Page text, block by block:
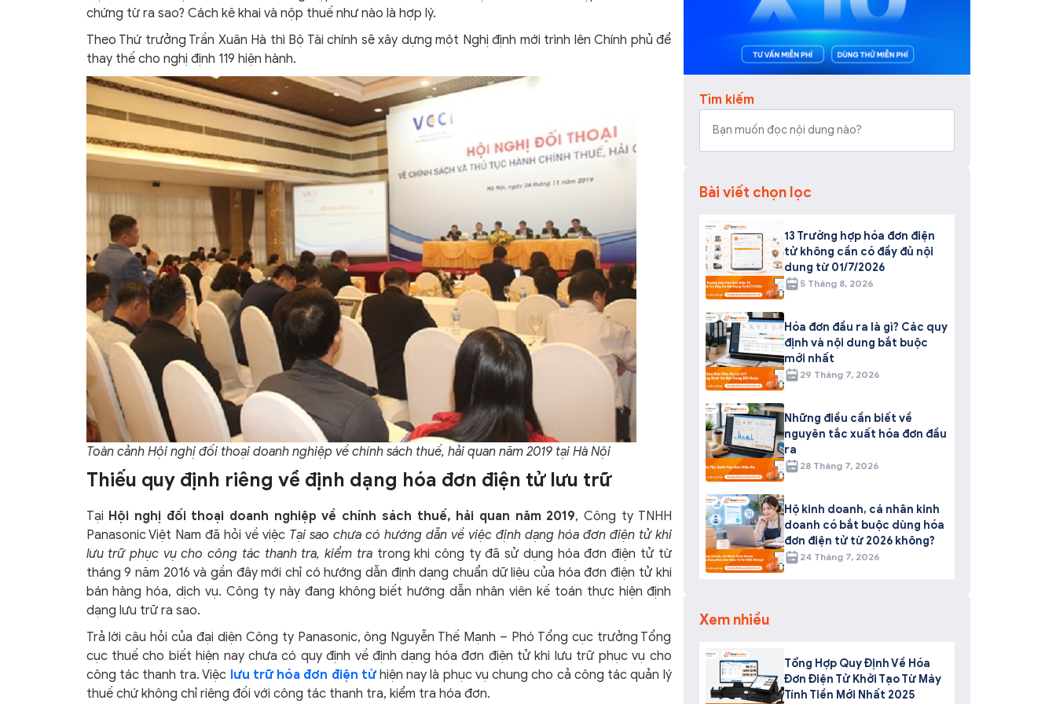
chứng từ ra sao? Cách kê khai và nộp thuế như nào là hợp lý.
Theo Thứ trưởng Trần Xuân Hà thì Bộ Tài chính sẽ xây dựng một Nghị định mới trình lên Chính phủ để
thay thế cho nghị định 119 hiện hành.
Toàn cảnh Hội nghị đối thoại doanh nghiệp về chính sách thuế, hải quan năm 2019 tại Hà Nội
Thiếu quy định riêng về định dạng hóa đơn điện tử lưu trữ
Tại Hội nghị đối thoại doanh nghiệp về chính sách thuế, hải quan năm 2019, Công ty TNHH
Panasonic Việt Nam đã hỏi về việc Tại sao chưa có hướng dẫn về việc định dạng hóa đơn điện tử khi
lưu trữ phục vụ cho công tác thanh tra, kiểm tratrong khi công ty đã sử dụng hóa đơn điện tử từ
tháng 9 năm 2016 và gần đây mới chỉ có hướng dẫn định dạng chuẩn dữ liệu của hóa đơn điện tử khi
bán hàng hóa, dịch vụ. Công ty này đang không biết hướng dẫn nhân viên kế toán thực hiện định
dạng lưu trữ ra sao.
Trả lời câu hỏi của đại diện Công ty Panasonic, ông Nguyễn Thế Mạnh – Phó Tổng cục trưởng Tổng
cục thuế cho biết hiện nay chưa có quy định về định dạng hóa đơn điện tử khi lưu trữ phục vụ cho
công tác thanh tra. Việc lưu trữ hóa đơn điện tửhiện nay là phục vụ chung cho cả công tác quản lý
thuế chứ không chỉ riêng đối với công tác thanh tra, kiểm tra hóa đơn.
Tìm kiếm
Bài viết chọn lọc
13 Trường hợp hóa đơn điện
tử không cần có đầy đủ nội
dung từ 01/7/2026
5 Tháng 8, 2026
Hóa đơn đầu ra là gì? Các quy
định và nội dung bắt buộc
mới nhất
29 Tháng 7, 2026
Những điều cần biết về
nguyên tắc xuất hóa đơn đầu
ra
28 Tháng 7, 2026
Hộ kinh doanh, cá nhân kinh
doanh có bắt buộc dùng hóa
đơn điện tử từ 2026 không?
24 Tháng 7, 2026
Xem nhiều
Tổng Hợp Quy Định Về Hóa
Đơn Điện Tử Khởi Tạo Từ Máy
Tính Tiền Mới Nhất 2025